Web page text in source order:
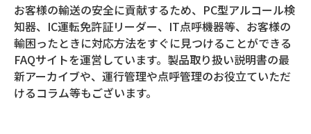
お客様の輸送の安全に貢献するため、PC型アルコール検
知器、IC運転免許証リーダー、IT点呼機器等、お客様の
輸困ったときに対応方法をすぐに見つけることができる
FAQサイトを運営しています。製品取り扱い説明書の最
新アーカイブや、運行管理や点呼管理のお役立ていただ
けるコラム等もございます。